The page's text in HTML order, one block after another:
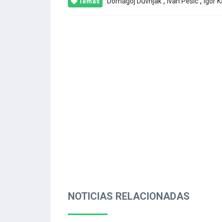
NOTICIAS RELACIONADAS